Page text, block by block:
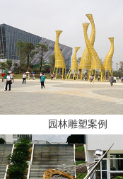
园林雕塑案例